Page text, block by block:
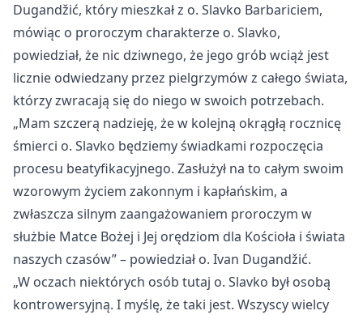
Dugandžić, który mieszkał z o. Slavko Barbariciem,
mówiąc o proroczym charakterze o. Slavko,
powiedział, że nic dziwnego, że jego grób wciąż jest
licznie odwiedzany przez pielgrzymów z całego świata,
którzy zwracają się do niego w swoich potrzebach.
„Mam szczerą nadzieję, że w kolejną okrągłą rocznicę
śmierci o. Slavko będziemy świadkami rozpoczęcia
procesu beatyfikacyjnego. Zasłużył na to całym swoim
wzorowym życiem zakonnym i kapłańskim, a
zwłaszcza silnym zaangażowaniem proroczym w
służbie Matce Bożej i Jej orędziom dla Kościoła i świata
naszych czasów”– powiedział o. Ivan Dugandžić.
„W oczach niektórych osób tutaj o. Slavko był osobą
kontrowersyjną. I myślę, że taki jest. Wszyscy wielcy